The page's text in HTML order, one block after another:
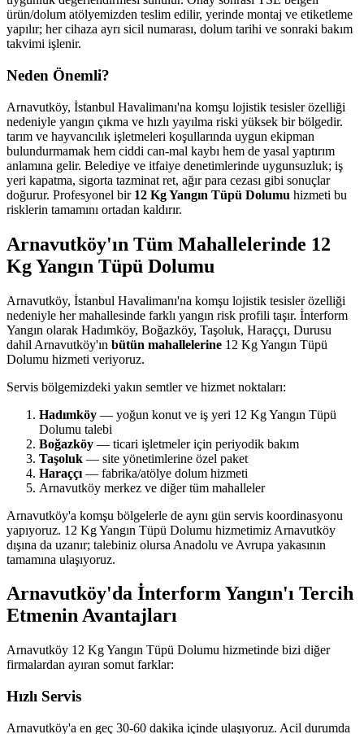
ürün/dolum atölyemizden teslim edilir, yerinde montaj ve etiketleme
yapılır; her cihaza ayrı sicil numarası, dolum tarihi ve sonraki bakım
takvimi işlenir.
Neden Önemli?
Arnavutköy, İstanbul Havalimanı'na komşu lojistik tesisler özelliği
nedeniyle yangın çıkma ve hızlı yayılma riski yüksek bir bölgedir.
tarım ve hayvancılık işletmeleri koşullarında uygun ekipman
bulundurmamak hem ciddi can-mal kaybı hem de yasal yaptırım
anlamına gelir. Belediye ve itfaiye denetimlerinde uygunsuzluk; iş
yeri kapatma, sigorta tazminat ret, ağır para cezası gibi sonuçlar
doğurur. Profesyonel bir 12 Kg Yangın Tüpü Dolumu hizmeti bu
risklerin tamamını ortadan kaldırır.
Arnavutköy'ın Tüm Mahallelerinde 12
Kg Yangın Tüpü Dolumu
Arnavutköy, İstanbul Havalimanı'na komşu lojistik tesisler özelliği
nedeniyle her mahallesinde farklı yangın risk profili taşır. İnterform
Yangın olarak Hadımköy, Boğazköy, Taşoluk, Haraççı, Durusu
dahil Arnavutköy'ın bütün mahallelerine 12 Kg Yangın Tüpü
Dolumu hizmeti veriyoruz.
Servis bölgemizdeki yakın semtler ve hizmet noktaları:
Hadımköy — yoğun konut ve iş yeri 12 Kg Yangın Tüpü
Dolumu talebi
Boğazköy — ticari işletmeler için periyodik bakım
Taşoluk — site yönetimlerine özel paket
Haraççı — fabrika/atölye dolum hizmeti
Arnavutköy merkez ve diğer tüm mahalleler
Arnavutköy'a komşu bölgelerle de aynı gün servis koordinasyonu
yapıyoruz. 12 Kg Yangın Tüpü Dolumu hizmetimiz Arnavutköy
dışına da uzanır; talebiniz olursa Anadolu ve Avrupa yakasının
tamamına ulaşıyoruz.
Arnavutköy'da İnterform Yangın'ı Tercih
Etmenin Avantajları
Arnavutköy 12 Kg Yangın Tüpü Dolumu hizmetinde bizi diğer
firmalardan ayıran somut farklar:
Hızlı Servis
Arnavutköy'a en geç 30-60 dakika içinde ulaşıyoruz. Acil durumda